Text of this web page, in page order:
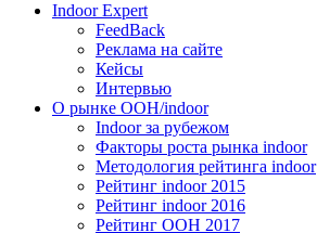
Indoor Expert
FeedBack
Реклама на сайте
Кейсы
Интервью
О рынке OOH/indoor
Indoor за рубежом
Факторы роста рынка indoor
Методология рейтинга indoor
Рейтинг indoor 2015
Рейтинг indoor 2016
Рейтинг OOH 2017